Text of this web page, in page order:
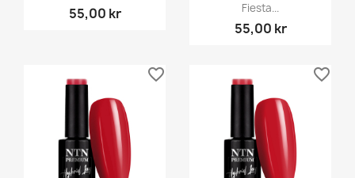
55,00 kr
Fiesta...
55,00 kr
favorite_border favorite_border